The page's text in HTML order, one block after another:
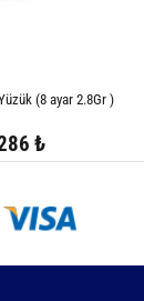
(8 ayar 2.8Gr )
₺